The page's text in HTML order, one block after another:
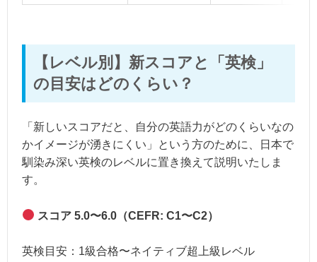
【レベル別】新スコアと「英検」
の目安はどのくらい？
「新しいスコアだと、自分の英語力がどのくらいなの
かイメージが湧きにくい」という方のために、日本で
馴染み深い英検のレベルに置き換えて説明いたしま
す。
スコア 5.0〜6.0（CEFR: C1〜C2）
英検目安：1級合格〜ネイティブ超上級レベル